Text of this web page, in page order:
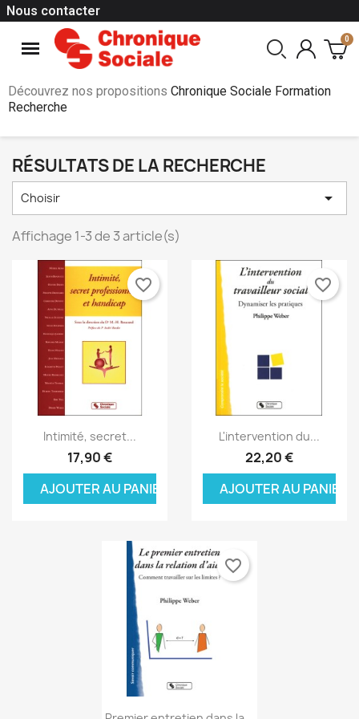
Nous contacter
Découvrez nos propositions Chronique Sociale Formation
Recherche
RÉSULTATS DE LA RECHERCHE
Choisir 
Affichage 1-3 de 3 article(s)
Aperçu rapide
Intimité, secret...
17,90 €
AJOUTER AU PANIER
favorite_border
Aperçu rapide
L'intervention du...
22,20 €
AJOUTER AU PANIER
favorite_border
Aperçu rapide
favorite_border